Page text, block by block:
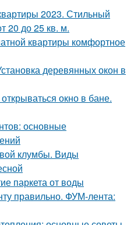
2023. Стильный
20 до 25 кв. м.
квартиры комфортное
деревянных окон в
окно в бане.
основные
клумбы. Виды
паркета от воды
правильно. ФУМ-лента: